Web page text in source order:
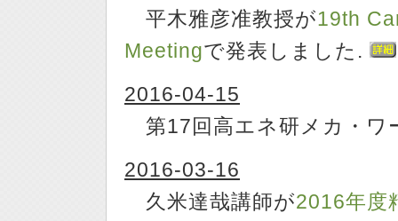
平木雅彦准教授が19th
Meetingで発表しました.
2016-04-15
第17回高エネ研メカ・ワ
2016-03-16
久米達哉講師が2016年度